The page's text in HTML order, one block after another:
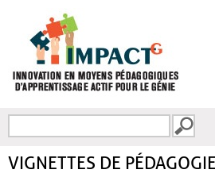
FORMULAIRE DE
VIGNETTES DE